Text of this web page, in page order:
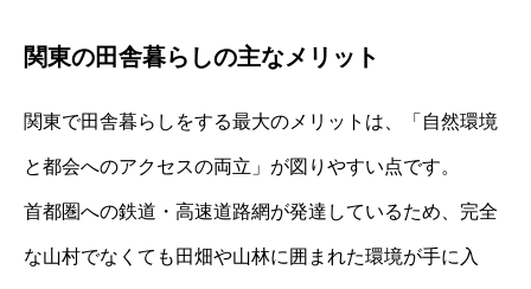
関東の田舎暮らしの主なメリット
関東で田舎暮らしをする最大のメリットは、「自然環境
と都会へのアクセスの両立」が図りやすい点です。
首都圏への鉄道・高速道路網が発達しているため、完全
な山村でなくても田畑や山林に囲まれた環境が手に入